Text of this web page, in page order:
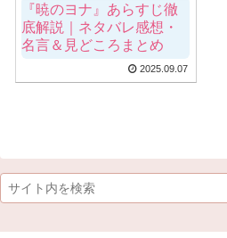
『暁のヨナ』あらすじ徹
底解説｜ネタバレ感想・
名言＆見どころまとめ
2025.09.07